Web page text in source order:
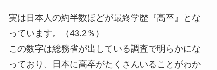
実は日本人の約半数ほどが最終学歴『高卒』とな
っています。（43.2％）
この数字は総務省が出している調査で明らかにな
っており、日本に高卒がたくさんいることがわか